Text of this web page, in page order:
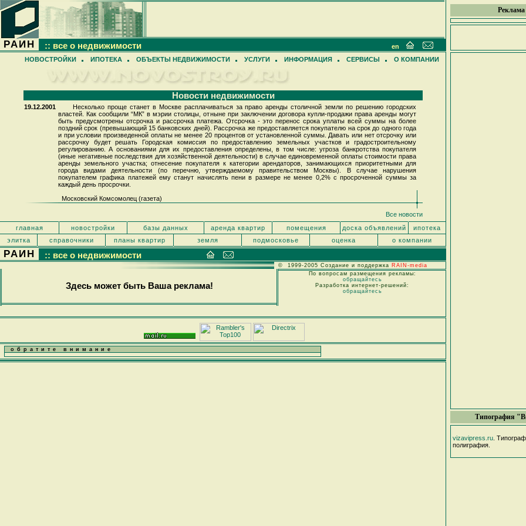
Реклама
Типография
vizavipress.ru .
полиграфия.
РАИН :: все о недвижимости
en
НОВОСТРОЙКИ
ИПОТЕКА ОБЪЕКТЫ НЕДВИЖИМОСТИ УСЛУГИ ИНФОРМАЦИЯ СЕРВИСЫ О КОМПАНИИ
Новости недвижимости
19.12.2001
Несколько проще станет в Москве расплачиваться за право аренды столичной земли по решению городских
властей. Как сообщили “МК” в мэрии столицы, отныне при заключении договора купли-продажи права аренды могут
быть предусмотрены отсрочка и рассрочка платежа. Отсрочка - это перенос срока уплаты всей суммы на более
поздний срок (превышающий 15 банковских дней). Рассрочка же предоставляется покупателю на срок до одного года
и при условии произведенной оплаты не менее 20 процентов от установленной суммы. Давать или нет отсрочку или
рассрочку будет решать Городская комиссия по предоставлению земельных участков и градостроительному
регулированию. А основаниями для их предоставления определены, в том числе: угроза банкротства покупателя
(иные негативные последствия для хозяйственной деятельности) в случае единовременной оплаты стоимости права
аренды земельного участка; отнесение покупателя к категории арендаторов, занимающихся приоритетными для
города видами деятельности (по перечню, утверждаемому правительством Москвы). В случае нарушения
покупателем графика платежей ему станут начислять пени в размере не менее 0,2% с просроченной суммы за
каждый день просрочки.
Московский Комсомолец (газета)
Все новости
главная
новостройки базы данных аренда квартир помещения доска объявлений
ипотека
элитка
справочники планы квартир земля подмосковье оценка о компании
РАИН :: все о недвижимости
© 1999-2005 Создание и поддержка RAIN-media
Здесь может быть Ваша реклама!
По вопросам размещения рекламы:
обращайтесь
Разработка интернет-решений:
обращайтесь
обратите внимание